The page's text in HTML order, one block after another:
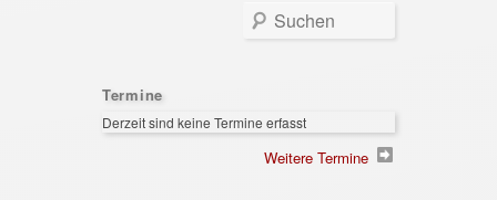
Search
Termine
Derzeit sind keine Termine erfasst
Weitere Termine